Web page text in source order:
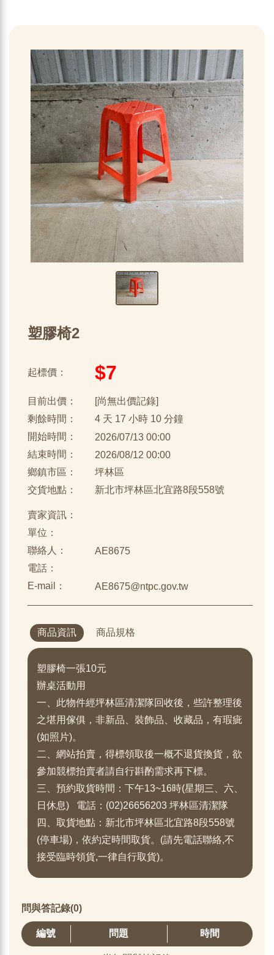
塑膠椅2
起標價： $7
目前出價：
[尚無出價記錄]
剩餘時間：
4 天 17 小時 10 分鐘
開始時間：
2026/07/13 00:00
結束時間：
2026/08/12 00:00
鄉鎮市區：
坪林區
交貨地點：
新北市坪林區北宜路8段558號
賣家資訊：
單位：
聯絡人：
AE8675
電話：
E-mail：
AE8675@ntpc.gov.tw
商品資訊 商品規格
塑膠椅一張10元
辦桌活動用
一、此物件經坪林區清潔隊回收後，些許整理後
之堪用傢俱，非新品、裝飾品、收藏品，有瑕疵
(如照片)。
二、網站拍賣，得標領取後一概不退貨換貨，欲
參加競標拍賣者請自行斟酌需求再下標。
三、預約取貨時間：下午13~16時(星期三、六、
日休息) 電話：(02)26656203 坪林區清潔隊
四、取貨地點：新北市坪林區北宜路8段558號
(停車場)，依約定時間取貨。(請先電話聯絡,不
接受臨時領貨,一律自行取貨)。
問與答記錄(0)
編號 問題 時間